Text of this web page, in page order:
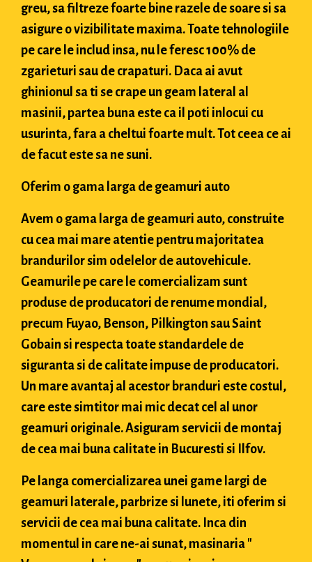
greu, sa filtreze foarte bine razele de soare si sa
asigure o vizibilitate maxima. Toate tehnologiile
pe care le includ insa, nu le feresc 100% de
zgarieturi sau de crapaturi. Daca ai avut
ghinionul sa ti se crape un geam lateral al
masinii, partea buna este ca il poti inlocui cu
usurinta, fara a cheltui foarte mult. Tot ceea ce ai
de facut este sa ne suni.
Oferim o gama larga de geamuri auto
Avem o gama larga de geamuri auto, construite
cu cea mai mare atentie pentru majoritatea
brandurilor sim odelelor de autovehicule.
Geamurile pe care le comercializam sunt
produse de producatori de renume mondial,
precum Fuyao, Benson, Pilkington sau Saint
Gobain si respecta toate standardele de
siguranta si de calitate impuse de producatori.
Un mare avantaj al acestor branduri este costul,
care este simtitor mai mic decat cel al unor
geamuri originale. Asiguram servicii de montaj
de cea mai buna calitate in Bucuresti si Ilfov.
Pe langa comercializarea unei game largi de
geamuri laterale, parbrize si lunete, iti oferim si
servicii de cea mai buna calitate. Inca din
momentul in care ne-ai sunat, masinaria "